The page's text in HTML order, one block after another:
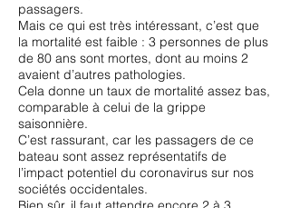
passagers.
Mais ce qui est très intéressant, c’est que
la mortalité est faible : 3 personnes de plus
de 80 ans sont mortes, dont au moins 2
avaient d’autres pathologies.
Cela donne un taux de mortalité assez bas,
comparable à celui de la grippe
saisonnière.
C’est rassurant, car les passagers de ce
bateau sont assez représentatifs de
l’impact potentiel du coronavirus sur nos
sociétés occidentales.